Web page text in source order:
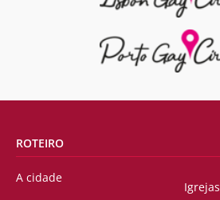
ROTEIRO
A cidade
Igrejas